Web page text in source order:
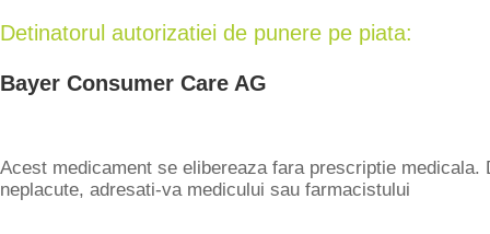
Detinatorul autorizatiei de punere pe piata:
Bayer Consumer Care AG
Acest medicament se elibereaza fara prescriptie medicala.
neplacute, adresati-va medicului sau farmacistului